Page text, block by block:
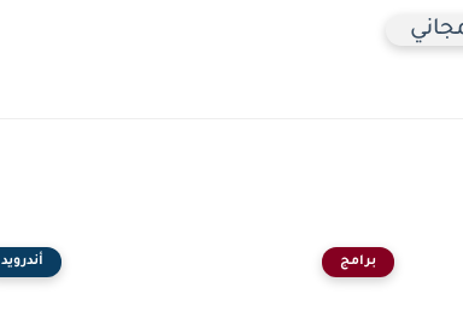
برامج أندرويد